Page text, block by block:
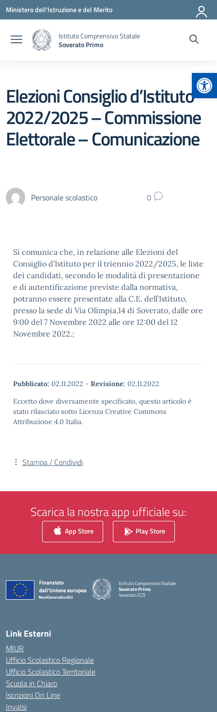
Vai ai contenuti
Vai al menu di navigazione
Vai al footer
Ministero dell'Istruzione e del Merito
Istituto Comprensivo Statale
Soverato Primo
Elezioni Consiglio d’Istituto
2022/2025 – Commissione
Elettorale – Comunicazione
Personale scolastico 0
Si comunica che, in relazione alle Elezioni del
Consiglio d’Istituto per il triennio 2022/2025, le liste
dei candidati, secondo le modalità di presentazione
e di autentificazione previste dalla normativa,
potranno essere presentate alla C.E. dell’Istituto,
presso la sede di Via Olimpia,14 di Soverato, dalle ore
9:00 del 7 Novembre 2022 alle ore 12:00 del 12
Novembre 2022.;
Pubblicato: 02.11.2022 - Revisione: 02.11.2022
Eccetto dove diversamente specificato, questo articolo è
stato rilasciato sotto Licenza Creative Commons
Attribuzione 4.0 Italia.
Stampa / Condividi
Scarica la nostra app ufficiale su:
App Store Play Store
Istituto Comprensivo Statale
Soverato Primo
Soverato (CZ)
Link Esterni
MIUR
Ufficio Scolastico Regionale
Ufficio Scolastico Territoriale
Scuola in Chiaro
Iscrizioni On Line
Invalsi